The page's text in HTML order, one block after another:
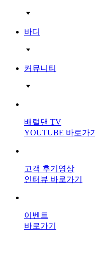
바디
커뮤니티
배럴댄 TV
YOUTUBE 바로가기
고객 후기영상
인터뷰 바로가기
이벤트
바로가기